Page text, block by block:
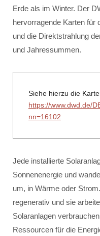
Erde als im Winter. Der
hervorragende Karten für
und die Direktstrahlung
und Jahressummen.
Siehe hierzu die
https://www.dwd.de/
nn=16102
Jede installierte
Sonnenenergie und
um, in Wärme oder
regenerativ und sie
Solaranlagen
Ressourcen für die